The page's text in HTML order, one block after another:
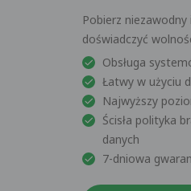
Pobierz
doświadczyć
Obsługa
Łatwy w użyciu
Najwyższy
Ścisła polityka
danych
7-dniowa